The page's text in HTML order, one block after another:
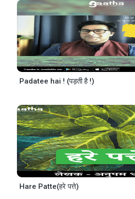
Padatee hai ! (पड़ती है !)
Hare Patte(हरे पत्ते)